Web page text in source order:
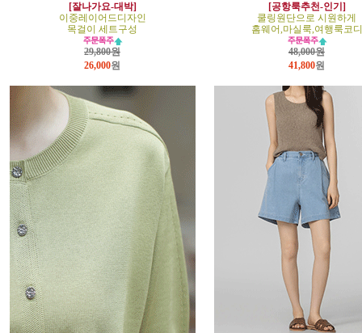
[잘나가요-대박]
이중레이어드디자인
목걸이 세트구성
29,800원
26,000원
[공항룩추천-인기]
쿨링원단으로 시원하게
홈웨어,마실룩,여행룩코디
48,000원
41,800원